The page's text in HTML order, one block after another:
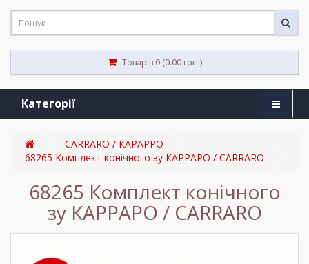
Товарів 0 (0.00 грн.)
Категорії
CARRARO / КАРАРРО
68265 Комплект конічного зу КАРРАРО / CARRARO
68265 Комплект конічного
зу КАРРАРО / CARRARO